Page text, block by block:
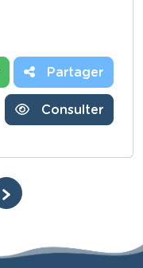
Partager
Consulter